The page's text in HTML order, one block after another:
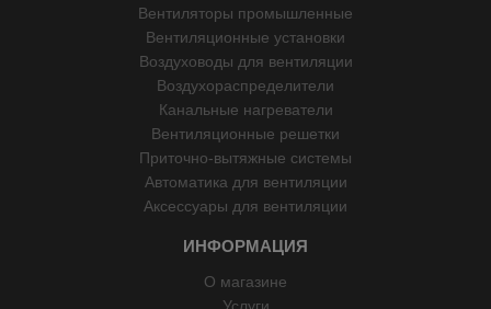
Вентиляторы промышленные
Вентиляционные установки
Воздуховоды для вентиляции
Воздухораспределители
Канальные нагреватели
Вентиляционные решетки
Приточно-вытяжные системы
Автоматика для вентиляции
Аксессуары для вентиляции
ИНФОРМАЦИЯ
О магазине